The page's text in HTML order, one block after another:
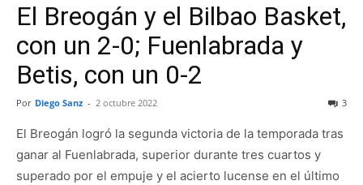
El Breogán y el Bilbao Basket,
con un 2-0; Fuenlabrada y
Betis, con un 0-2
Por Diego Sanz - 2 octubre 2022 3
El Breogán logró la segunda victoria de la temporada tras
ganar al Fuenlabrada, superior durante tres cuartos y
superado por el empuje y el acierto lucense en el último